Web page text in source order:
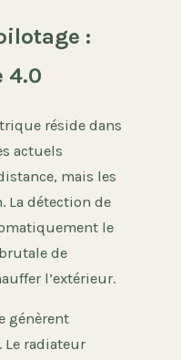
:
4.0
réside dans
actuels
mais les
La détection de
le
de
l’extérieur.
génèrent
Le radiateur